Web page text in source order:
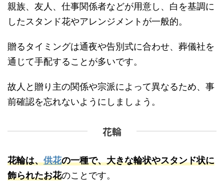
親族、友人、仕事関係者などが用意し、白を基調に
したスタンド花やアレンジメントが一般的。
贈るタイミングは通夜や告別式に合わせ、葬儀社を
通じて手配することが多いです。
故人と贈り主の関係や宗派によって異なるため、事
前確認を忘れないようにしましょう。
花輪
花輪は、供花の一種で、大きな輪状やスタンド状に
飾られたお花のことです。